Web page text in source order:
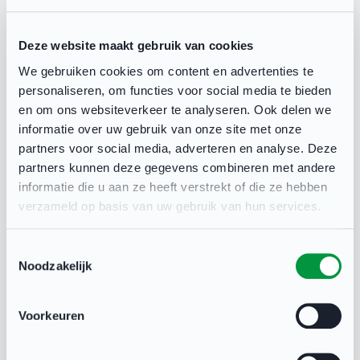
Deze website maakt gebruik van cookies
We gebruiken cookies om content en advertenties te
personaliseren, om functies voor social media te bieden
en om ons websiteverkeer te analyseren. Ook delen we
informatie over uw gebruik van onze site met onze
partners voor social media, adverteren en analyse. Deze
partners kunnen deze gegevens combineren met andere
informatie die u aan ze heeft verstrekt of die ze hebben
verzameld op basis van uw gebruik van hun services.
Noodzakelijk
Voorkeuren
Alle aanvragen worden door de stuurgroep van
het Sportakkoord Lansingerland 2.0 in
behandeling genomen en beoordeeld. Deze
stuurgroep bestaat uit een vertegenwoordiging
vanuit sport- en welzijnsorganisaties, de
coördinator sport en preventie en de gemeente.
De stuurgroep neemt het besluit over het al dan
voor het initiatief en streeft ernaar om binnen
acht weken een besluit te nemen.
Belangrijk om te weten: